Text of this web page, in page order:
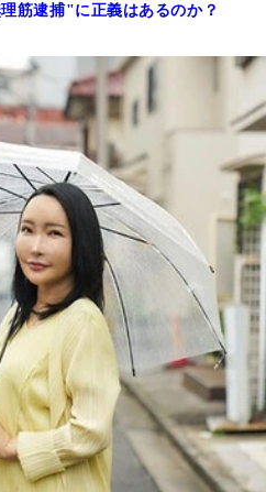
筋逮捕"に正義はあるのか？